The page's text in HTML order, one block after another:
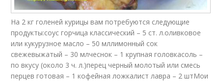
Соус в духовке Соус с кетчупом
Соус с медом
На 2 кг голеней курицы вам потребуются следующие
продукты:соус горчица классический – 5 ст. л.оливковое
или кукурузное масло – 50 мллимонный сок
свежевыжатый – 30 млчеснок – 1 крупная головкасоль –
по вкусу (около 3 ч. л.)перец черный молотый или смесь
перцев готовая – 1 кофейная ложкалист лавра – 2 штМои